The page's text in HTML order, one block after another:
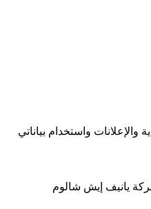
والإعلانات واستخدام بياناتي